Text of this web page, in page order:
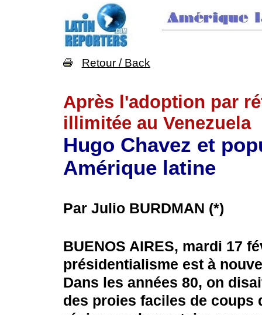
Retour / Back
Après l'adoption par
illimitée au Venezuela
Hugo Chavez et
Amérique latine
Par Julio BURDMAN (*)
BUENOS AIRES, mardi 17
présidentialisme est à
Dans les années 80, on
des proies faciles de coups